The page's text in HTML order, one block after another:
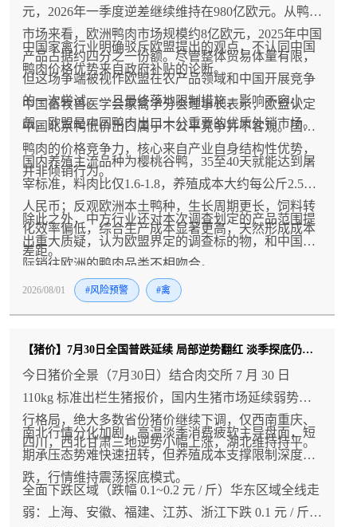
元，2026年一季度逆差继续维持在980亿欧元。从鸭肉
市场来看，欧洲鸭肉市场规模约8亿欧元，2025年中国
产品占据约四分之一份额。尽管整体贸易体量有限，
但这场争端被视作欧盟在农产品领域和中国开展竞争
的一次尝试。一旦最终落地限制措施，影响不容小
觑，欧盟是中国鸭肉出口十分重要的优质外销市场。
中国家禽行业明确驳斥欧盟提出的观点，不认同中国
鸭肉价格优势来自政府补贴的论断。
中国畜牧兽医学会家禽学分会理事长表示，欧盟认定
中国北京鸭低价出口属于不公平竞争并不客观。国内
鸭肉的价格竞争力，核心来自产业自身结构性优势，
并非倾销行为。
国内养殖主流品种为樱桃谷鸭，35至40天就能达到屠
宰标准，料肉比仅1.6-1.8，养殖成本大约每公斤2.5元
人民币；反观欧洲本土鸭种，生长周期更长，饲料转
化效率偏低，综合生产成本显著更高，天然形成成本
差距。
除此之外，中方行业还对本次调查划定的产品范围提
出重大质疑，认为欧盟界定的调查标的物，和中国实
际销往欧洲的鸭肉品类不相吻合。
2026/08/01 #风险预警 #禽
【猪价】7月30日全国普跌延续 局部逆势翻红 淡季探底仍在持续
今日猪价全景（7月30日）结合肉交所 7 月 30 日
110kg 标准出栏生猪报价，国内生猪市场延续弱势下
行格局，绝大多数省份猪价继续下调，仅西南重庆、
四川，西北甘肃三地逆势小幅上涨，湖北维持持平。
南北行情分化加剧，高温淡季消费疲软主导盘面，短
期承压态势难快速扭转，但养殖成本支撑限制深度下
跌，行情维持震荡探底模式。
全面下跌区域（跌幅 0.1~0.2 元 / 斤）华东区域全线走
弱：上海、安徽、福建、江苏、浙江下跌 0.1 元 / 斤；